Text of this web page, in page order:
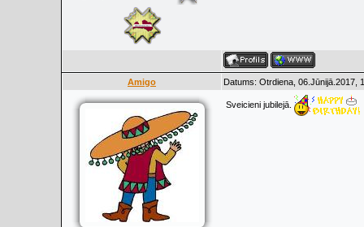
Amigo Datums: Otrdiena, 06.Jūnijā.2017,
Sveicieni jubilejā.